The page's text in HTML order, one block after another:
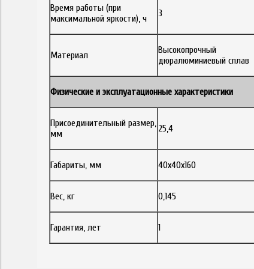
Время работы (при
максимальной яркости), ч
3
Материал
Высокопрочный
дюралюминиевый сплав
Физические и эксплуатационные характеристики
Присоединительный размер,
мм
25,4
Габариты, мм 40х40х160
Вес, кг 0,145
Гарантия, лет 1